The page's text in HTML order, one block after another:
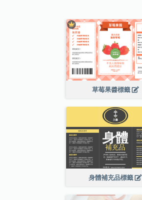
草莓果醬標籤
身體補充品標籤